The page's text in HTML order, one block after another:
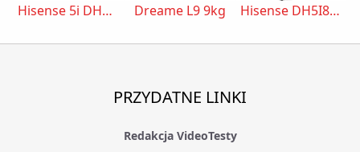
Hisense 5i DH5I104BWAB Dreame L9 9kg Hisense DH5I804BWCD
PRZYDATNE LINKI
Redakcja VideoTesty